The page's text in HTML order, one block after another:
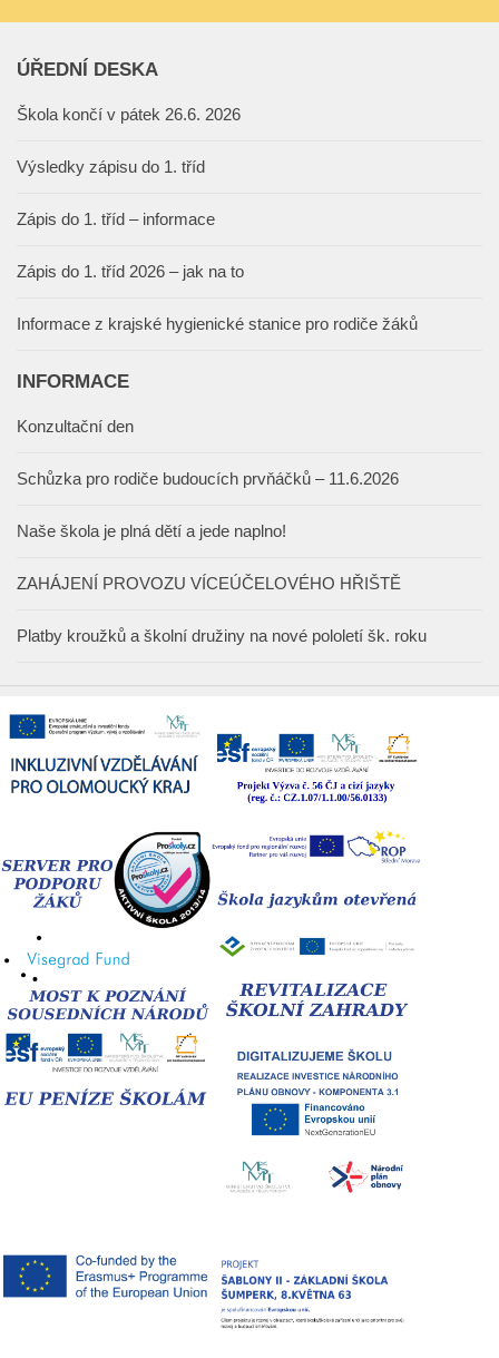
ÚŘEDNÍ DESKA
Škola končí v pátek 26.6. 2026
Výsledky zápisu do 1. tříd
Zápis do 1. tříd – informace
Zápis do 1. tříd 2026 – jak na to
Informace z krajské hygienické stanice pro rodiče žáků
INFORMACE
Konzultační den
Schůzka pro rodiče budoucích prvňáčků – 11.6.2026
Naše škola je plná dětí a jede naplno!
ZAHÁJENÍ PROVOZU VÍCEÚČELOVÉHO HŘIŠTĚ
Platby kroužků a školní družiny na nové pololetí šk. roku